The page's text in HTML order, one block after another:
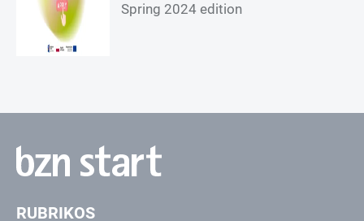
Spring 2024 edition
RUBRIKOS